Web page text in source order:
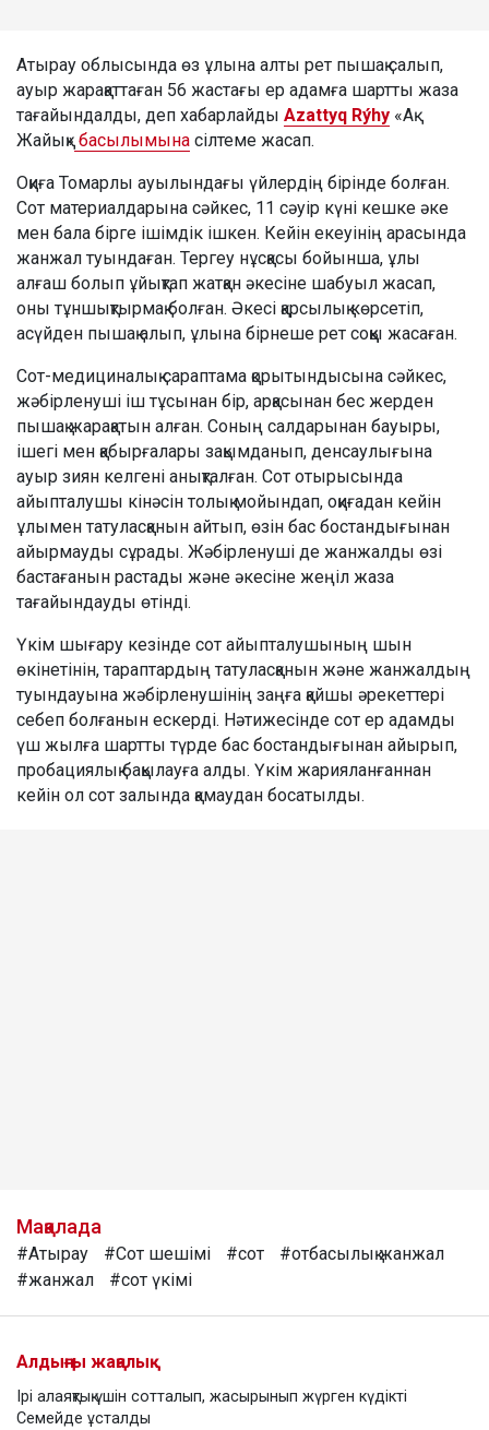
Атырау облысында өз ұлына алты рет пышақ салып,
ауыр жарақаттаған 56 жастағы ер адамға шартты жаза
тағайындалды, деп хабарлайды Azattyq Rýhy «Ақ
Жайық»басылымына сілтеме жасап.
Оқиға Томарлы ауылындағы үйлердің бірінде болған.
Сот материалдарына сәйкес, 11 сәуір күні кешке әке
мен бала бірге ішімдік ішкен. Кейін екеуінің арасында
жанжал туындаған. Тергеу нұсқасы бойынша, ұлы
алғаш болып ұйықтап жатқан әкесіне шабуыл жасап,
оны тұншықтырмақ болған. Әкесі қарсылық көрсетіп,
асүйден пышақ алып, ұлына бірнеше рет соққы жасаған.
Сот-медициналық сараптама қорытындысына сәйкес,
жәбірленуші іш тұсынан бір, арқасынан бес жерден
пышақ жарақатын алған. Соның салдарынан бауыры,
ішегі мен қабырғалары зақымданып, денсаулығына
ауыр зиян келгені анықталған. Сот отырысында
айыпталушы кінәсін толық мойындап, оқиғадан кейін
ұлымен татуласқанын айтып, өзін бас бостандығынан
айырмауды сұрады. Жәбірленуші де жанжалды өзі
бастағанын растады және әкесіне жеңіл жаза
тағайындауды өтінді.
Үкім шығару кезінде сот айыпталушының шын
өкінетінін, тараптардың татуласқанын және жанжалдың
туындауына жәбірленушінің заңға қайшы әрекеттері
себеп болғанын ескерді. Нәтижесінде сот ер адамды
үш жылға шартты түрде бас бостандығынан айырып,
пробациялық бақылауға алды. Үкім жарияланғаннан
кейін ол сот залында қамаудан босатылды.
Мақалада
#Атырау #Сот шешімі #сот
#отбасылық жанжал
#жанжал
#сот үкімі
Алдыңғы жаңалық
Ірі алаяқтық үшін сотталып, жасырынып жүрген күдікті
Семейде ұсталды